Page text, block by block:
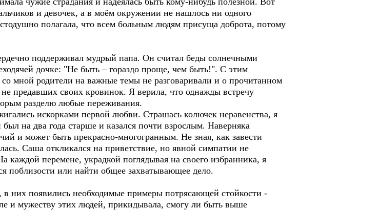
и девочек, а в моём окружении не нашлось ни одного
полагала, что всем больным людям присуща доброта, потому
поддерживал мудрый папа. Он считал беды солнечными
дочке: "Не быть – гораздо проще, чем быть!". С этим
мной родители на важные темы не разговаривали и о прочитанном
предавших своих кровинок. Я верила, что однажды встречу
разделю любые переживания.
искорками первой любви. Страшась колючек неравенства, я
на два года старше и казался почти взрослым. Наверняка
и может быть прекрасно-многогранным. Не зная, как завести
Саша откликался на приветствие, но явной симпатии не
каждой перемене, украдкой поглядывая на своего избранника, я
поблизости или найти общее захватывающее дело.
появились необходимые примеры потрясающей стойкости -
и мужеству этих людей, прикидывала, смогу ли быть выше